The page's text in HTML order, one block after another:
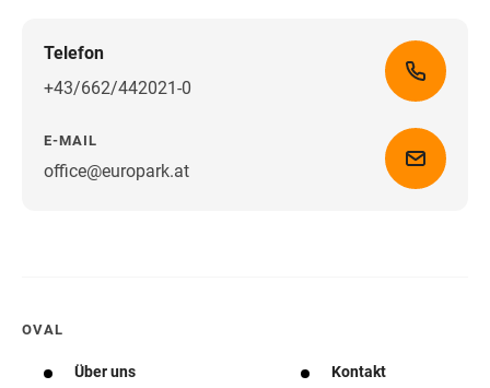
Telefon
+43/662/442021-0
E-MAIL
office@europark.atWegbeschreibung erhalten
OVAL
Über uns Kontakt